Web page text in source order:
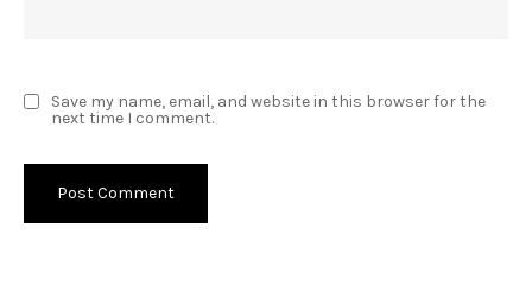
Save my name, email, and website in this browser for the
next time I comment.